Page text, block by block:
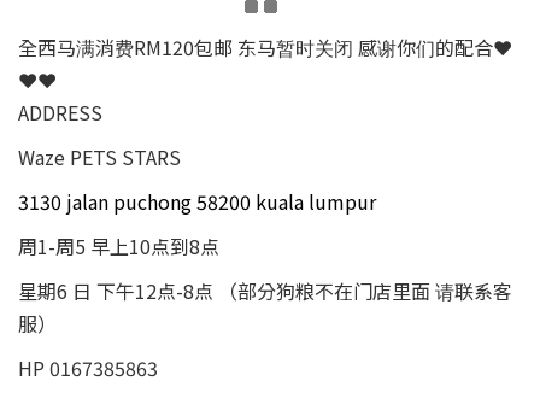
全西马满消费RM120包邮 东马暂时关闭 感谢你们的配合❤
❤❤
ADDRESS
Waze PETS STARS
3130 jalan puchong 58200 kuala lumpur
周1-周5 早上10点到8点
星期6 日 下午12点-8点 （部分狗粮不在门店里面 请联系客
服）
HP 0167385863